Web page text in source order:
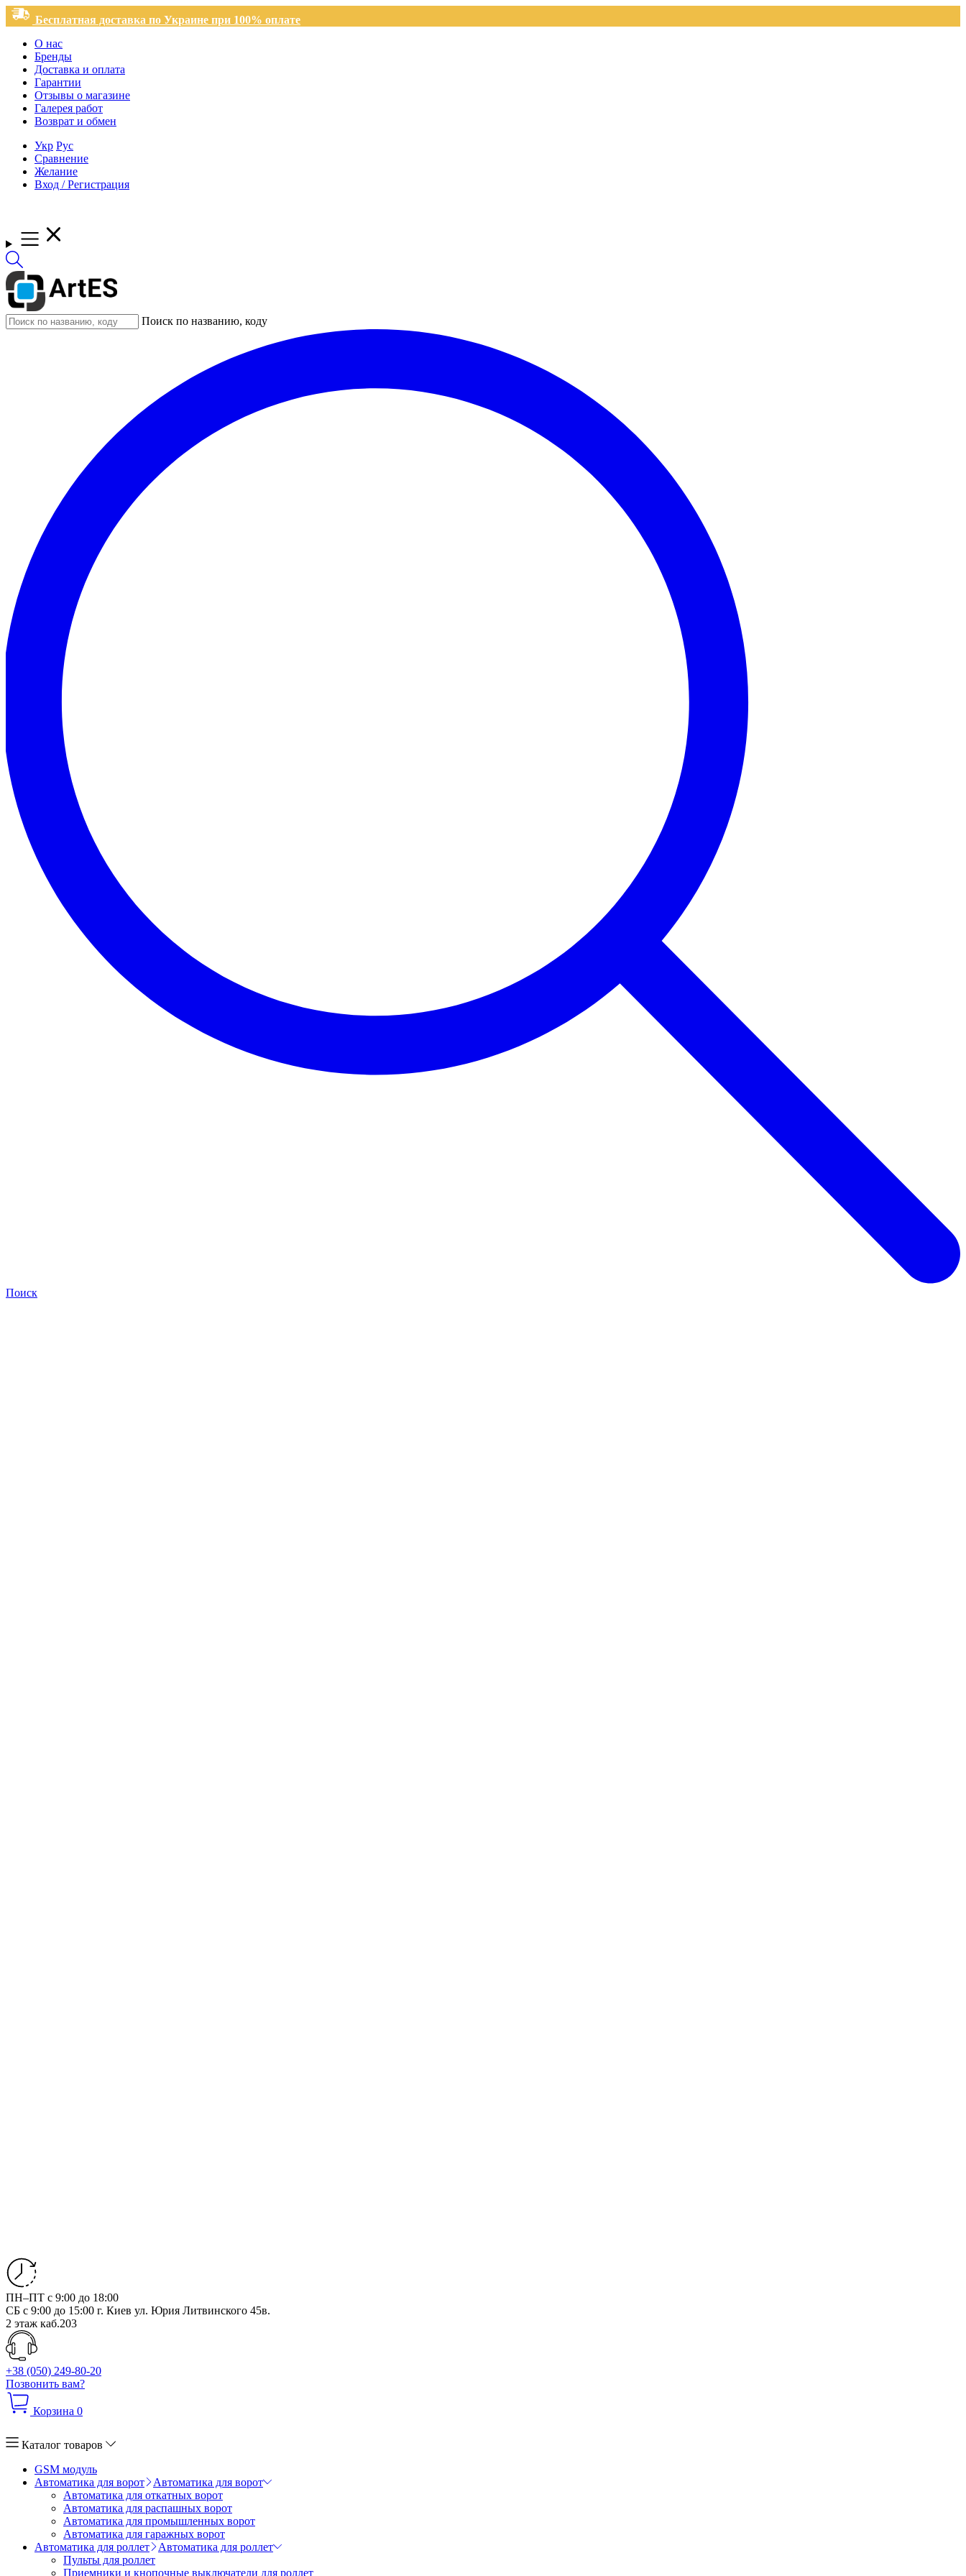
Бесплатная доставка по Украине при 100% оплате
О нас
Бренды
Доставка и оплата
Гарантии
Отзывы о магазине
Галерея работ
Возврат и обмен
Укр Рус
Сравнение
Желание
Вход / Регистрация
Поиск по названию, коду
Поиск
ПН–ПТ с 9:00 до 18:00
СБ с 9:00 до 15:00 г. Киев ул. Юрия Литвинского 45в.
2 этаж каб.203
+38 (050) 249-80-20
Позвонить вам?
Корзина 0
Каталог товаров
GSM модуль
Автоматика для ворот
Автоматика для ворот
Автоматика для откатных ворот
Автоматика для распашных ворот
Автоматика для промышленных ворот
Автоматика для гаражных ворот
Автоматика для роллет
Автоматика для роллет
Пульты для роллет
Приемники и кнопочные выключатели для роллет